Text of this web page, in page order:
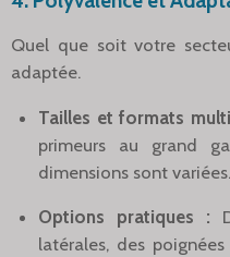
Quel que soit votre
adaptée.
Tailles et formats
primeurs au grand
dimensions sont variées.
Options pratiques :
latérales, des